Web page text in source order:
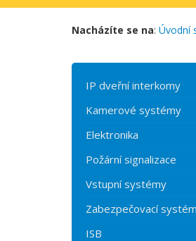
Nacházíte se na: Úvodní
IP dveřní interkomy
Kamerové systémy
Elektronika
Požární signalizace
Vstupní systémy
Zabezpečovací
ISB